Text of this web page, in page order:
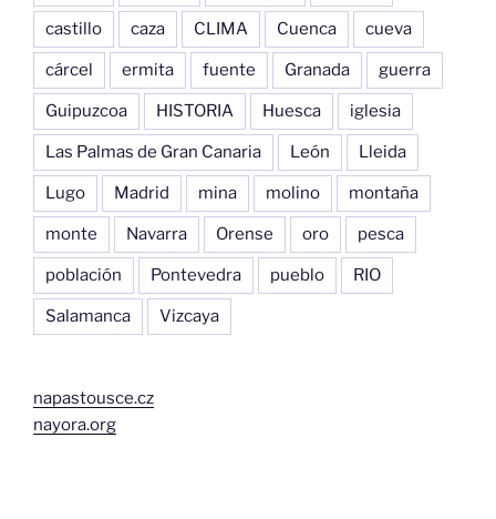
castillo caza CLIMA Cuenca cueva
cárcel ermita fuente Granada guerra
Guipuzcoa HISTORIA Huesca iglesia
Las Palmas de Gran Canaria León Lleida
Lugo Madrid mina molino montaña
monte Navarra Orense oro pesca
población Pontevedra pueblo RIO
Salamanca Vizcaya
napastousce.cz
nayora.org